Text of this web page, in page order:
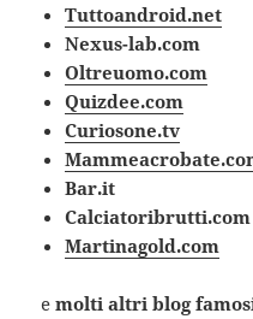
Tuttoandroid.net
Nexus-lab.com
Oltreuomo.com
Quizdee.com
Curiosone.tv
Bar.it
Calciatoribrutti.com
Martinagold.com
emolti altri blog